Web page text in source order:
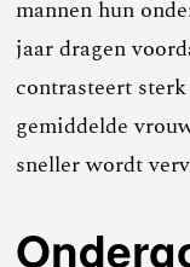
mannen hun
jaar dragen
contrasteert
gemiddelde
sneller wordt